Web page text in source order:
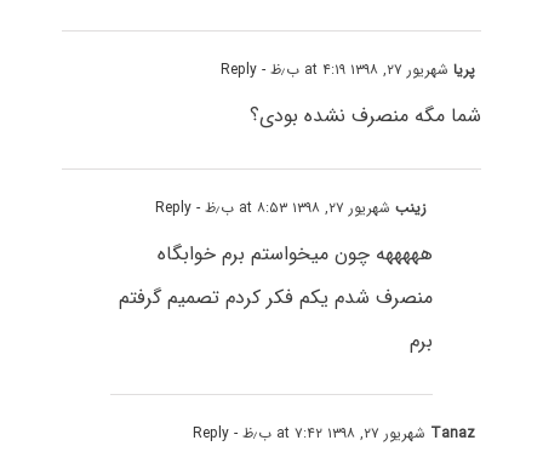
پریاشهریور ۲۷, ۱۳۹۸ at ۴:۱۹ ب٫ظ - Reply
شما مگه منصرف نشده بودی؟
زینبشهریور ۲۷, ۱۳۹۸ at ۸:۵۳ ب٫ظ - Reply
هههههه چون میخواستم برم خوابگاه
منصرف شدم یکم فکر کردم تصمیم گرفتم
برم
Tanaz شهریور ۲۷, ۱۳۹۸ at ۷:۴۲ ب٫ظ - Reply